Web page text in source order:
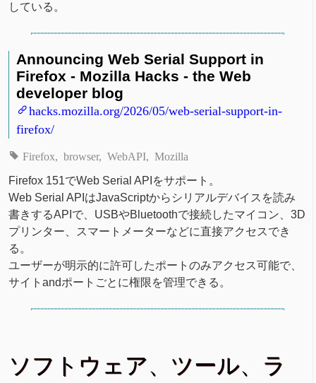
している。
Announcing Web Serial Support in
Firefox - Mozilla Hacks - the Web
developer blog
hacks.mozilla.org/2026/05/web-serial-support-in-
firefox/
Firefox browser WebAPI Mozilla
Firefox 151でWeb Serial APIをサポート。
Web Serial APIはJavaScriptからシリアルデバイスを読み
書きするAPIで、USBやBluetoothで接続したマイコン、3D
プリンター、スマートメーターなどに直接アクセスでき
る。
ユーザーが明示的に許可したポートのみアクセス可能で、
サイトandポートごとに権限を管理できる。
ソフトウェア、ツール、ラ